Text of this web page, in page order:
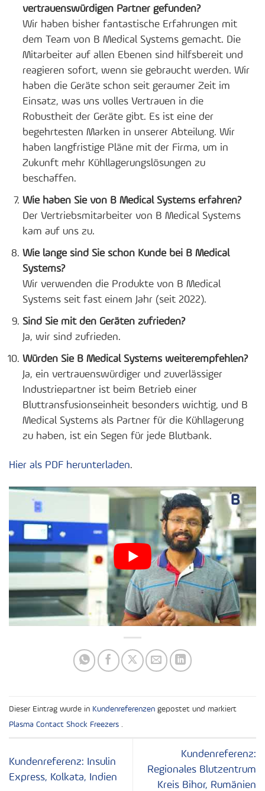
vertrauenswürdigen Partner gefunden?
Wir haben bisher fantastische Erfahrungen mit
dem Team von B Medical Systems gemacht. Die
Mitarbeiter auf allen Ebenen sind hilfsbereit und
reagieren sofort, wenn sie gebraucht werden. Wir
haben die Geräte schon seit geraumer Zeit im
Einsatz, was uns volles Vertrauen in die
Robustheit der Geräte gibt. Es ist eine der
begehrtesten Marken in unserer Abteilung. Wir
haben langfristige Pläne mit der Firma, um in
Zukunft mehr Kühllagerungslösungen zu
beschaffen.
Wie haben Sie von B Medical Systems erfahren?
Der Vertriebsmitarbeiter von B Medical Systems
kam auf uns zu.
Wie lange sind Sie schon Kunde bei B Medical
Systems?
Wir verwenden die Produkte von B Medical
Systems seit fast einem Jahr (seit 2022).
Sind Sie mit den Geräten zufrieden?
Ja, wir sind zufrieden.
Würden Sie B Medical Systems weiterempfehlen?
Ja, ein vertrauenswürdiger und zuverlässiger
Industriepartner ist beim Betrieb einer
Bluttransfusionseinheit besonders wichtig, und B
Medical Systems als Partner für die Kühllagerung
zu haben, ist ein Segen für jede Blutbank.
Hier als PDF herunterladen.
Dieser Eintrag wurde in Kundenreferenzen gepostet und markiert
Plasma Contact Shock Freezers
Kundenreferenz: Insulin
Express, Kolkata, Indien
Kundenreferenz:
Regionales Blutzentrum
Kreis Bihor, Rumänien